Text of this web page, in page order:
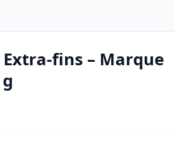
fins – Marque